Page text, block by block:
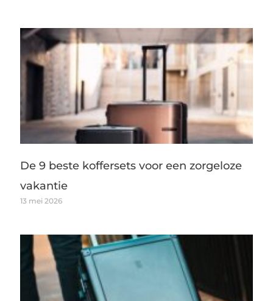
De 9 beste koffersets voor een zorgeloze
vakantie
13 mei 2026